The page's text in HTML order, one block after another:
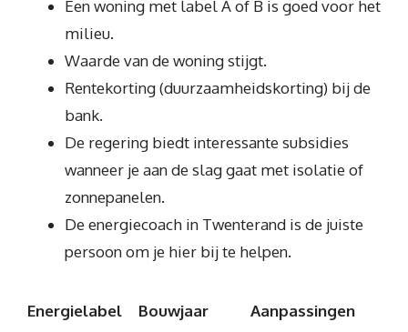
Een woning met label A of B is goed voor het
milieu.
Waarde van de woning stijgt.
Rentekorting (duurzaamheidskorting) bij de
bank.
De regering biedt interessante subsidies
wanneer je aan de slag gaat met isolatie of
zonnepanelen.
De energiecoach in Twenterand is de juiste
persoon om je hier bij te helpen.
Energielabel Bouwjaar Aanpassingen